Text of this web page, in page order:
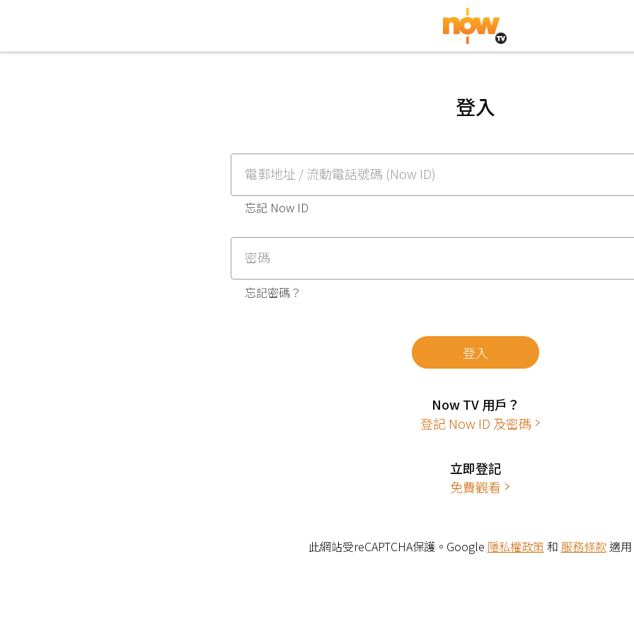
登入
電郵地址 / 流動電話號碼 (Now ID)
忘記 Now ID
密碼
忘記密碼？
登入
Now TV 用戶？
登記 Now ID 及密碼
立即登記
免費觀看
此網站受reCAPTCHA保護。Google 隱私權政策 和 服務條款適用